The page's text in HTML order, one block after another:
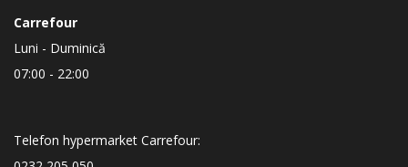
Carrefour
Luni - Duminică
07:00 - 22:00
Telefon hypermarket Carrefour: